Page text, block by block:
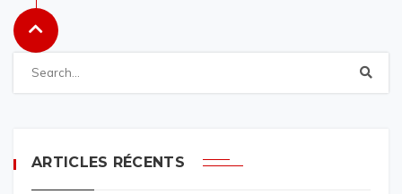
ARTICLES RÉCENTS